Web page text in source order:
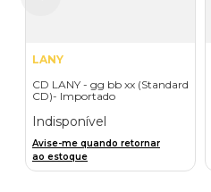
LANY
CD LANY - gg bb xx (Standard
CD)- Importado
Indisponível
Avise-me quando retornar
ao estoque